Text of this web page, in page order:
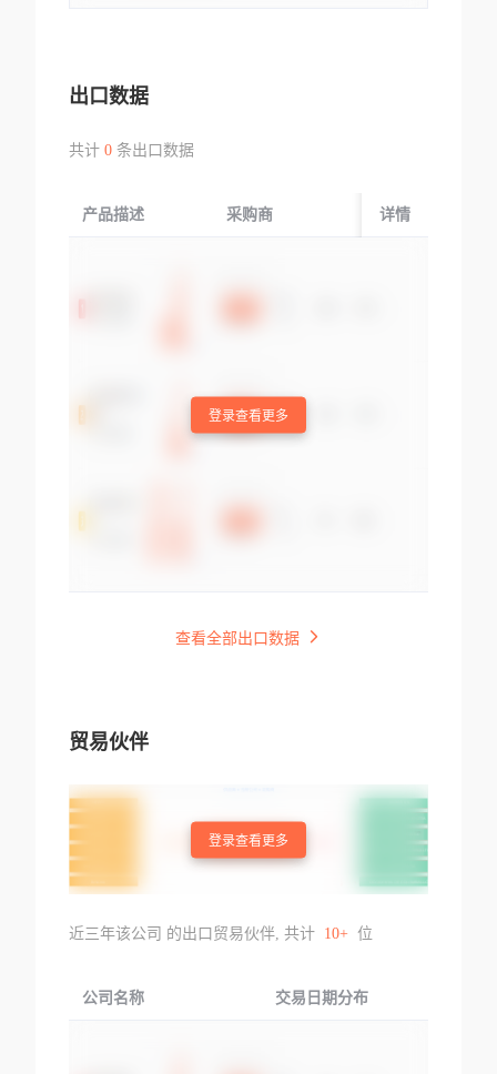
出口数据
共计 0条出口数据
产品描述 采购商 起运国/地区
详情
登录查看更多
查看全部出口数据
贸易伙伴
登录查看更多
近三年该公司 的出口贸易伙伴, 共计 10+ 位
公司名称 交易日期分布